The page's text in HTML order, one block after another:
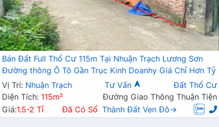
Bán Đất Full Thổ Cư 115m Tại Nhuận Trạch Lương Sơn
Đường thông Ô Tô Gần Trục Kinh Doanhy Giá Chỉ Hơn Tỷ
Vị Trí: Nhuận Trạch Tư Vấn
Đất Thổ Cư
Diện Tích: 115m²
Đường Giao Thông Thuận Tiện
Giá:1.5-2 Tỉ Đã Có Sổ Thành Đất Ven Đô→